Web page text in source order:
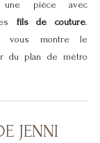
une pièce avec
fils de couture.
vous montre le
du plan de métro
JENNI